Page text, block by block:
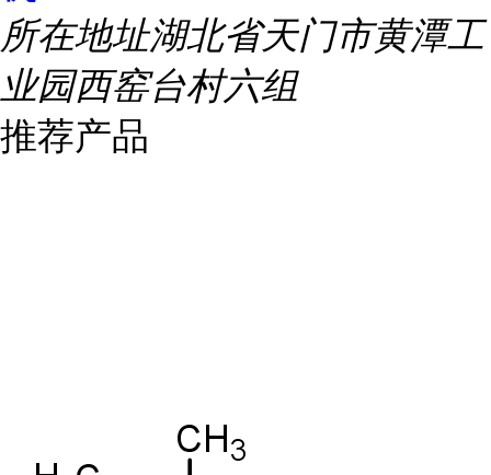
所在地址湖北省天门市黄潭工
业园西窑台村六组
推荐产品